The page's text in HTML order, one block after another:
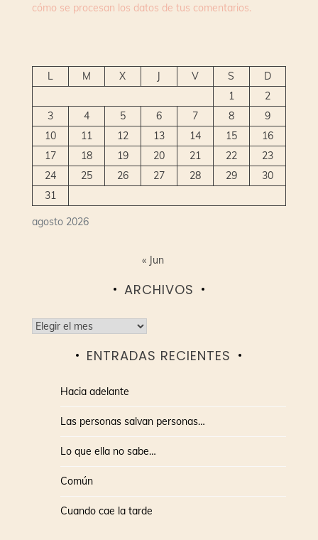
cómo se procesan los datos de tus comentarios.
agosto 2026
L M X J V S
D
1
2
3
4 5 6 7 8
9
10
11 12 13 14 15
16
17
18 19 20 21 22
23
24
25 26 27 28 29
30
31
« Jun
ARCHIVOS
Archivos
ENTRADAS RECIENTES
Hacia adelante
Las personas salvan personas…
Lo que ella no sabe…
Común
Cuando cae la tarde